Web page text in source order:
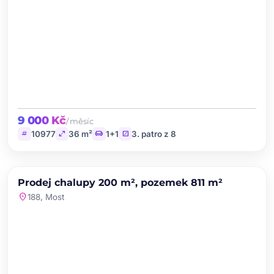
9 000 Kč/ měsíc
tag 10977 open_in_full 36 m² chair 1+1 stairs 3. patro z 8
PRODEJ
Prodej chalupy 200 m², pozemek 811 m²
location_on188, Most